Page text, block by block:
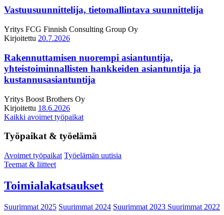
Vastuusuunnittelija, tietomallintava suunnittelija
Yritys FCG Finnish Consulting Group Oy
Kirjoitettu 20.7.2026
Rakennuttamisen nuorempi asiantuntija,
yhteistoiminnallisten hankkeiden asiantuntija ja
kustannusasiantuntija
Yritys Boost Brothers Oy
Kirjoitettu 18.6.2026
Kaikki avoimet työpaikat
Työpaikat & työelämä
Avoimet työpaikat Työelämän uutisia
Teemat & liitteet
Toimialakatsaukset
Suurimmat 2025 Suurimmat 2024 Suurimmat 2023 Suurimmat 2022